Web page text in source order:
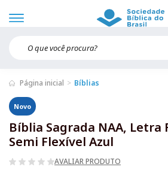
Página inicial Bíblias
Novo
Bíblia Sagrada NAA, Letra
Semi Flexível Azul
AVALIAR PRODUTO